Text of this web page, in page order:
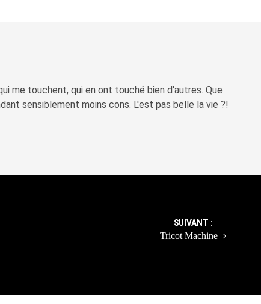
me touchent, qui en ont touché bien d'autres. Que
sensiblement moins cons. L'est pas belle la vie ?!
SUIVANT :
Tricot Machine